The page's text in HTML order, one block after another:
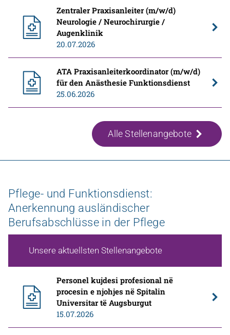
Zentraler Praxisanleiter (m/w/d)
Neurologie / Neurochirurgie /
Augenklinik
20.07.2026
ATA Praxisanleiterkoordinator (m/w/d)
für den Anästhesie Funktionsdienst
25.06.2026
Alle Stellenangebote
Pflege- und Funktionsdienst:
Anerkennung ausländischer
Berufsabschlüsse in der Pflege
Unsere aktuellsten Stellenangebote
Personel kujdesi profesional në
procesin e njohjes në Spitalin
Universitar të Augsburgut
15.07.2026